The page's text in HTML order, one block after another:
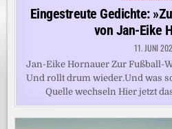
in
Eingestreute Gedichte:
von Jan-Eike
11. JUNI
Jan-Eike Hornauer Zur Fußball-
Und rollt drum wieder.Und was
Quelle wechseln Hier jetzt